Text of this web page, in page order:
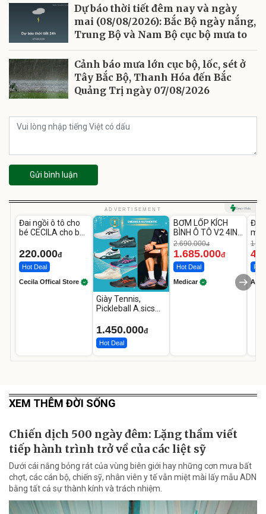
Dự báo thời tiết đêm nay và ngày
mai (08/08/2026): Bắc Bộ ngày nắng,
Trung Bộ và Nam Bộ cục bộ mưa to
Cảnh báo mưa lớn cục bộ, lốc, sét ở
Tây Bắc Bộ, Thanh Hóa đến Bắc
Quảng Trị ngày 07/08/2026
Gửi bình luận
ADVERTISEMENT
Đai ngồi ô tô cho
bé CECILA cho bé
220.000đ
Hot Deal
Cecila Offical Store
Giày Tennis,
Pickleball A.sics
Các Phối Màu
1.450.000đ
Hot Deal
-37%
BƠM LỐP KÍCH
BÌNH Ô TÔ V2 4IN1
Medicar
12.000mAh
2.690.000đ
1.685.000đ
Hot Deal
Medicar A
XEM THÊM ĐỜI SỐNG
Chiến dịch 500 ngày đêm: Lặng thầm viết
tiếp hành trình trở về của các liệt sỹ
Dưới cái nắng bỏng rát của vùng biên giới hay những cơn mưa bất
chợt, các cán bộ, chiến sỹ, nhân viên y tế vẫn miệt mài lấy mẫu ADN
bằng tất cả sự thành kính và trách nhiệm.